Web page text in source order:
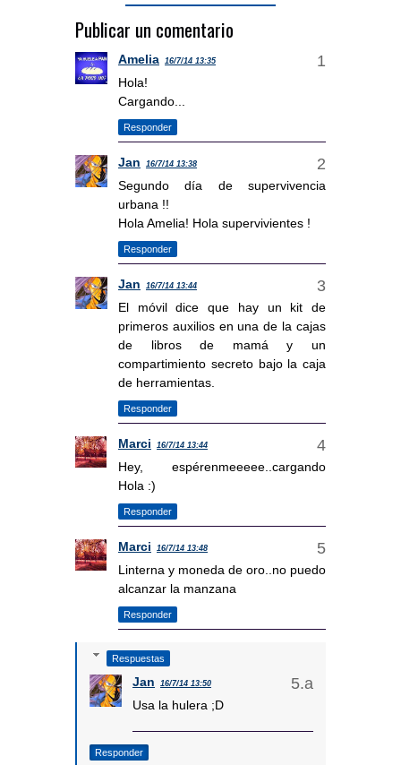
Publicar un comentario
Amelia 16/7/14 13:35
Hola!
Cargando...
Responder
Jan 16/7/14 13:38
Segundo día de supervivencia
urbana !!
Hola Amelia! Hola supervivientes !
Responder
Jan 16/7/14 13:44
El móvil dice que hay un kit de
primeros auxilios en una de la cajas
de libros de mamá y un
compartimiento secreto bajo la caja
de herramientas.
Responder
Marci 16/7/14 13:44
Hey, espérenmeeeee..cargando
Hola :)
Responder
Marci 16/7/14 13:48
Linterna y moneda de oro..no puedo
alcanzar la manzana
Responder
Respuestas
Jan 16/7/14 13:50
Usa la hulera ;D
Responder